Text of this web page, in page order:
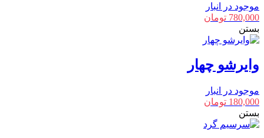
موجود در انبار
780,000 تومان
بستن
وایرشو چهار
موجود در انبار
180,000 تومان
بستن